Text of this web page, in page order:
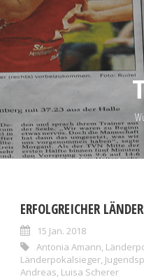
ERFOLGREICHER
15 Jan. 2018
Antonia Amann,
Länderpokalsieger,
Andreas, Luisa Scherer